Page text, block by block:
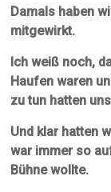
Damals haben
mitgewirkt.
Ich weiß noch,
Haufen waren
zu tun hatten
Und klar hatten
war immer so
Bühne wollte.